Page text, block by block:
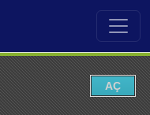
AÇ